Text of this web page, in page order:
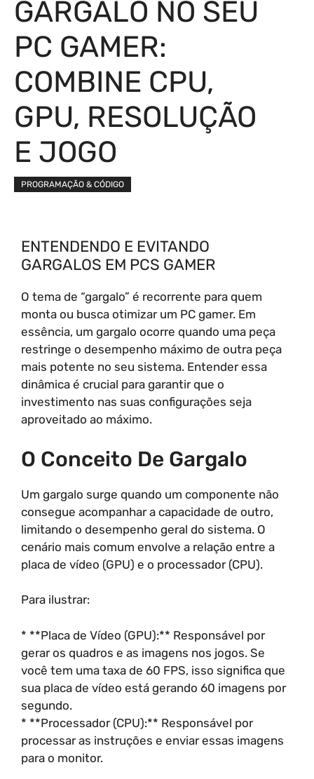
GARGALO NO SEU
PC GAMER:
COMBINE CPU,
GPU, RESOLUÇÃO
E JOGO
PROGRAMAÇÃO & CÓDIGO
ENTENDENDO E EVITANDO
GARGALOS EM PCS GAMER
O tema de “gargalo” é recorrente para quem
monta ou busca otimizar um PC gamer. Em
essência, um gargalo ocorre quando uma peça
restringe o desempenho máximo de outra peça
mais potente no seu sistema. Entender essa
dinâmica é crucial para garantir que o
investimento nas suas configurações seja
aproveitado ao máximo.
O Conceito De Gargalo
Um gargalo surge quando um componente não
consegue acompanhar a capacidade de outro,
limitando o desempenho geral do sistema. O
cenário mais comum envolve a relação entre a
placa de vídeo (GPU) e o processador (CPU).
Para ilustrar:
* **Placa de Vídeo (GPU):** Responsável por
gerar os quadros e as imagens nos jogos. Se
você tem uma taxa de 60 FPS, isso significa que
sua placa de vídeo está gerando 60 imagens por
segundo.
* **Processador (CPU):** Responsável por
processar as instruções e enviar essas imagens
para o monitor.